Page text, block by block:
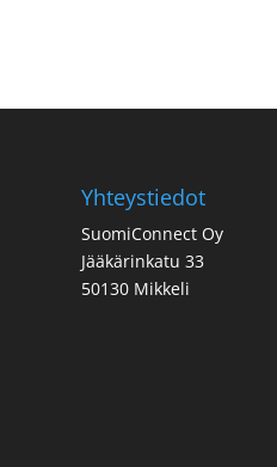
Yhteystiedot
SuomiConnect Oy
Jääkärinkatu 33
50130 Mikkeli